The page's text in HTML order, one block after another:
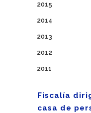
2015
2014
2013
2012
2011
Fiscalía
casa de